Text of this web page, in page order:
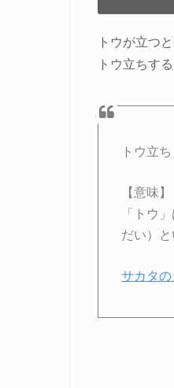
トウが立つ
トウ立ちす
トウ立ち
【意味】
「トウ
だい）と
サカタ